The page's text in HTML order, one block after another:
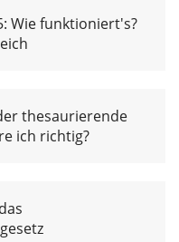
Wie funktioniert's?
thesaurierende
ich richtig?